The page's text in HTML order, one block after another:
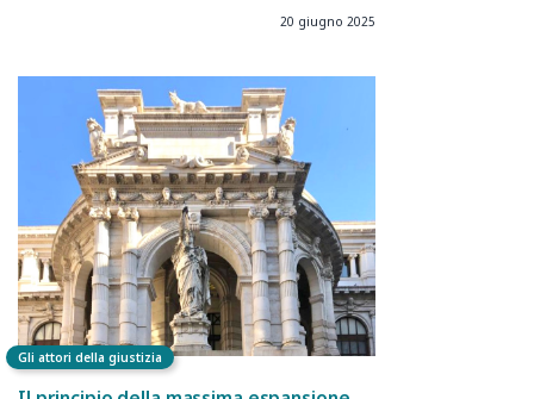
20 giugno 2025
Gli attori della giustizia